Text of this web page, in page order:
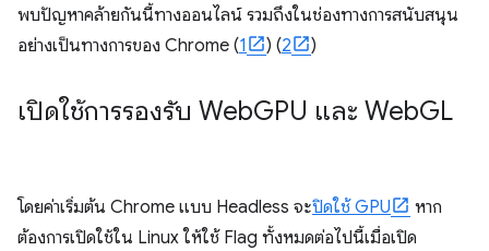
พบปัญหาคล้ายกันนี้ทางออนไลน์ รวมถึงในช่องทางการสนับสนุน
อย่างเป็นทางการของ Chrome (1 ) (2 )
เปิดใช้การรองรับ WebGPU และ WebGL
โดยค่าเริ่มต้น Chrome แบบ Headless จะปิดใช้ GPU
หาก
ต้องการเปิดใช้ใน Linux ให้ใช้ Flag ทั้งหมดต่อไปนี้เมื่อเปิด